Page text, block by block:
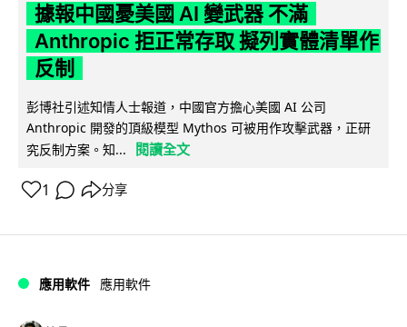
據報中國憂美國 AI 變武器 不滿
Anthropic 拒正常存取 擬列實體清單作
反制
彭博社引述知情人士報道，中國官方擔心美國 AI 公司
Anthropic 開發的頂級模型 Mythos 可被用作攻擊武器，正研
究反制方案。知...
閱讀全文
1 分享
應用軟件 應用軟件